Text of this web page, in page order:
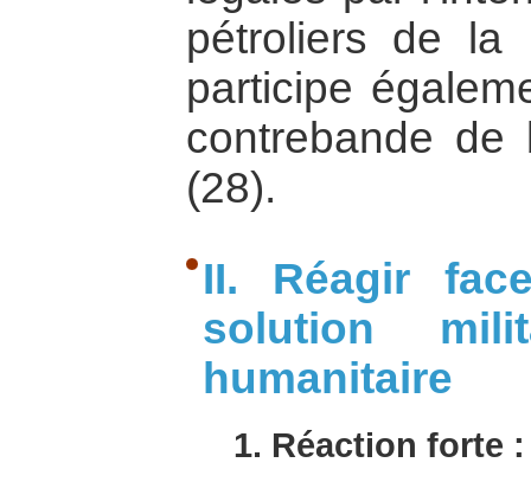
pétroliers de la
participe
contrebande
(28).
II. Réagir
solution
humanitaire
1. Réaction forte